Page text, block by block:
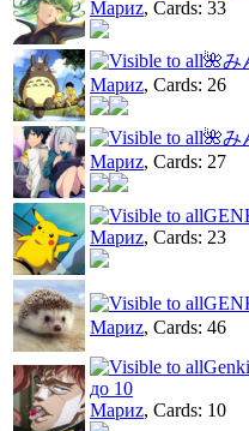
Мариz, Cards: 33
🌺み
Мариz, Cards: 26
🌺み
Мариz, Cards: 27
Мариz, Cards: 23
Мариz, Cards: 46
до 10
Мариz, Cards: 10